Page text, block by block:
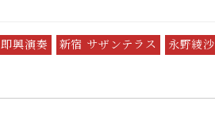
即興演奏 新宿 サザンテラス 永野綾沙